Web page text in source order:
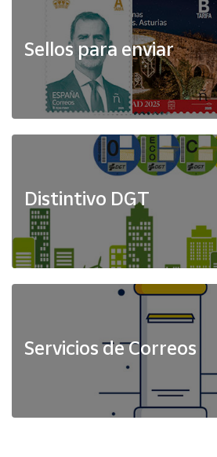
Sellos para enviar
Distintivo DGT
Servicios de Correos